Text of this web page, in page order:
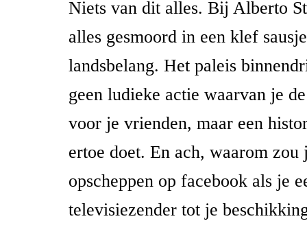
Niets van dit alles. Bij Alberto
alles gesmoord in een klef
landsbelang. Het paleis
geen ludieke actie waarvan je
voor je vrienden, maar een
ertoe doet. En ach, waarom zou
opscheppen op facebook als je
televisiezender tot je